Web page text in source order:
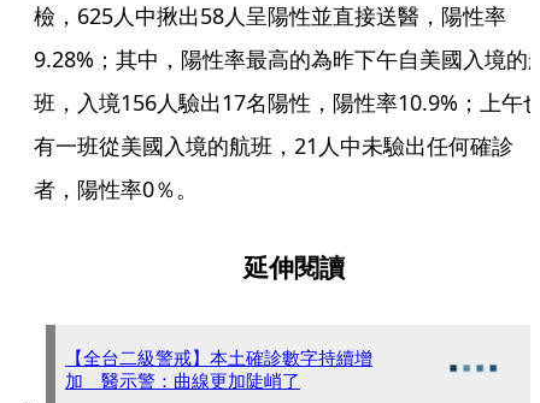
檢，625人中揪出58人呈陽性並直接送醫，陽性率
9.28%；其中，陽性率最高的為昨下午自美國入境的
班，入境156人驗出17名陽性，陽性率10.9%；上午
有一班從美國入境的航班，21人中未驗出任何確診
者，陽性率0％。
延伸閱讀
【全台二級警戒】本土確診數字持續增
加 醫示警：曲線更加陡峭了